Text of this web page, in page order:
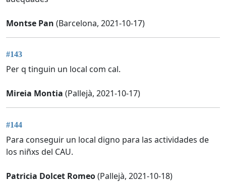
Montse Pan (Barcelona, 2021-10-17)
#143
Per q tinguin un local com cal.
Mireia Montia (Pallejà, 2021-10-17)
#144
Para conseguir un local digno para las actividades de
los niñxs del CAU.
Patricia Dolcet Romeo(Pallejà, 2021-10-18)